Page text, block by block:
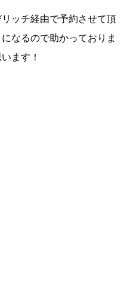
ッチ経由で予約させて頂
なるので助かっておりま
ます！